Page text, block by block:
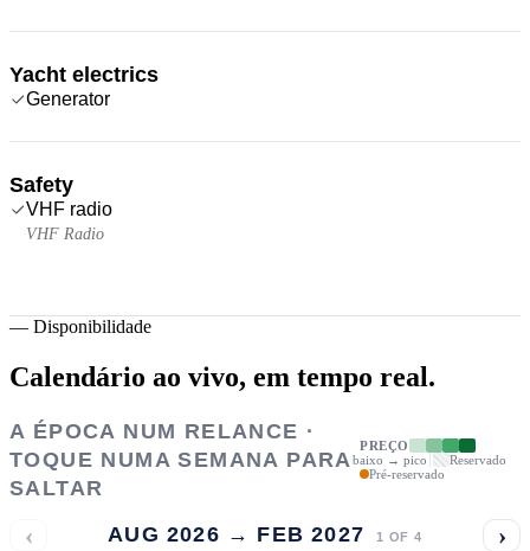
Yacht electrics
Generator
Safety
VHF radio
VHF Radio
— Disponibilidade
Calendário ao vivo, em tempo real.
A ÉPOCA NUM RELANCE ·
TOQUE NUMA SEMANA PARA
SALTAR
PREÇO
baixo → pico
Reservado
Pré-reservado
‹ AUG 2026 → FEB 2027 1 OF 4 ›